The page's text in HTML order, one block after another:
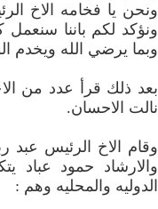
ونحن يا فخامه الاخ
ونؤكد لكم باننا سنعمل
وبما يرضي الله ويخدم
بعد ذلك قرأ عدد من
نالت الاحسان.
وقام الاخ الرئيس عبد
والارشاد حمود عباد
الدوليه والمحليه وهم :